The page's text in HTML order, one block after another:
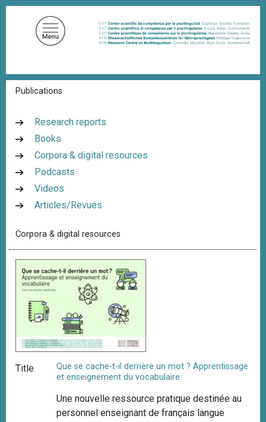
B
r
m
Publications
Research reports
Books
Corpora & digital resources
Podcasts
Videos
Articles/Revues
Corpora & digital resources
Title
Que se cache-t-il derrière un mot ? Apprentissage
et enseignement du vocabulaire
Une nouvelle ressource pratique destinée au
personnel enseignant de français langue